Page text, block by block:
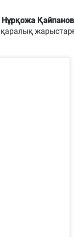
Нұрқожа Қайпанов